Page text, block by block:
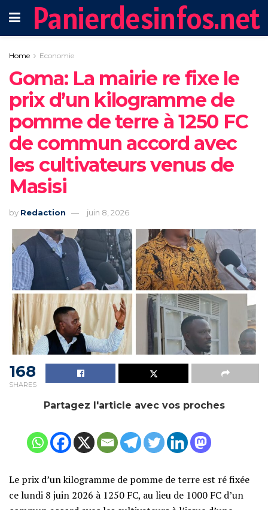
Panierdesinfos.net
Home Economie
Goma: La mairie re fixe le
prix d’un kilogramme de
pomme de terre à 1250 FC
de commun accord avec
les cultivateurs venus de
Masisi
by Redaction juin 8, 2026
168
SHARES
Partagez l'article avec vos proches
Le prix d’un kilogramme de pomme de terre est ré fixée
ce lundi 8 juin 2026 à 1250 FC, au lieu de 1000 FC d’un